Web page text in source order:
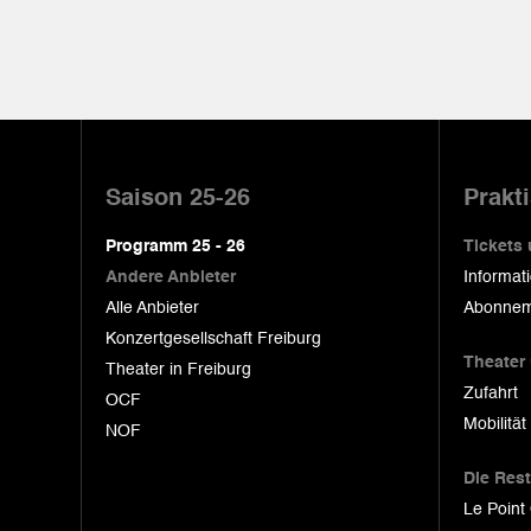
Saison 25-26
Programm 25 - 26
Andere Anbieter
Alle Anbieter
Konzertgesellschaft Freiburg
Theater in Freiburg
OCF
NOF
Tickets
Theater
Zufahrt
Die
Le Point